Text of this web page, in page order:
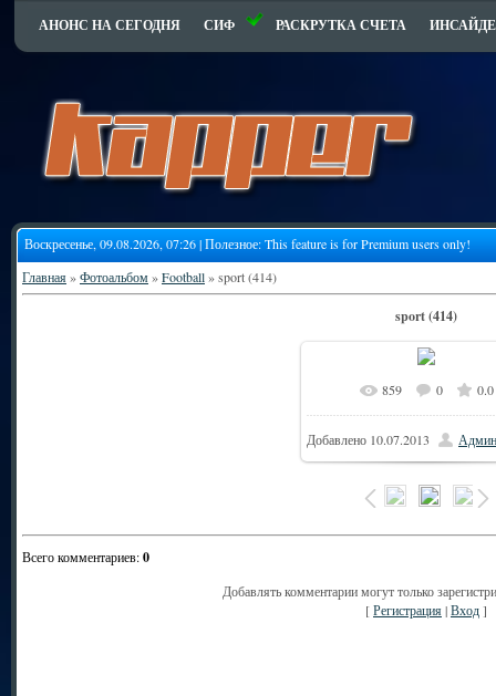
АНОНС НА СЕГОДНЯ СИФ РАСКРУТКА СЧЕТА
Воскресенье, 09.08.2026, 07:26 | Полезное:This feature is for Premium users only!
Главная»Фотоальбом»Football» sport (414)
sport (414)
859 0 0.0
Добавлено 10.07.2013
Всего комментариев:0
Добавлять комментарии могут только
[Регистрация|Вход]